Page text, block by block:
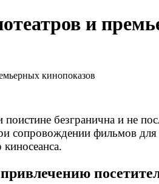
и
кинопоказов
безгранична и не
сопровождении фильмов